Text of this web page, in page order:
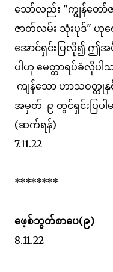
သော်လည်း "ကျွန်တော်
ဇာတ်လမ်း သုံးပုဒ်"
အောင်ရှင်းပြလို၍ ဤအပ်ု
ပါဟု မေတ္တာရပ်ခံလိုပါ
ကျန်သော ဟာသဝတ္တုနှ
အမှတ် ၉ တွင်ရှင်းပြပါ
(ဆက်ရန်)
7.11.22
********
ဖေ့စ်ဘွတ်စာပေ(၉)
8.11.22